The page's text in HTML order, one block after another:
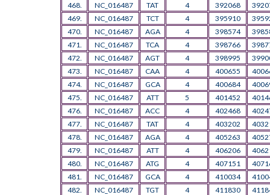
468. NC_016487 TAT 4 392068
469.
NC_016487 TCT 4 395910
470.
NC_016487 AGA 4 398574
471.
NC_016487 TCA 4 398766
472.
NC_016487 AGT 4 398995
473.
NC_016487 CAA 4 400655
474.
NC_016487 GCA 4 400684
475.
NC_016487 ATT 5 401452
476.
NC_016487 ACC 4 402468
477.
NC_016487 TAT 4 403202
478.
NC_016487 AGA 4 405263
479.
NC_016487 ATT 4 406206
480.
NC_016487 ATG 4 407151
481.
NC_016487 GCA 4 410034
482.
NC_016487 TGT 4 411830